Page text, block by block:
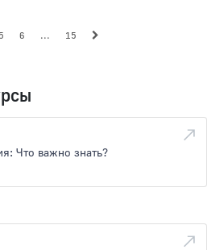
5 6 ... 15
Что важно знать?